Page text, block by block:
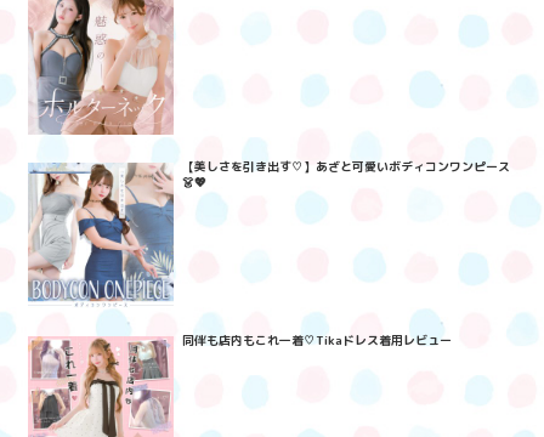
【美しさを引き出す♡】あざと可愛いボディコンワンピース
👗💖
同伴も店内もこれ一着♡Tikaドレス着用レビュー